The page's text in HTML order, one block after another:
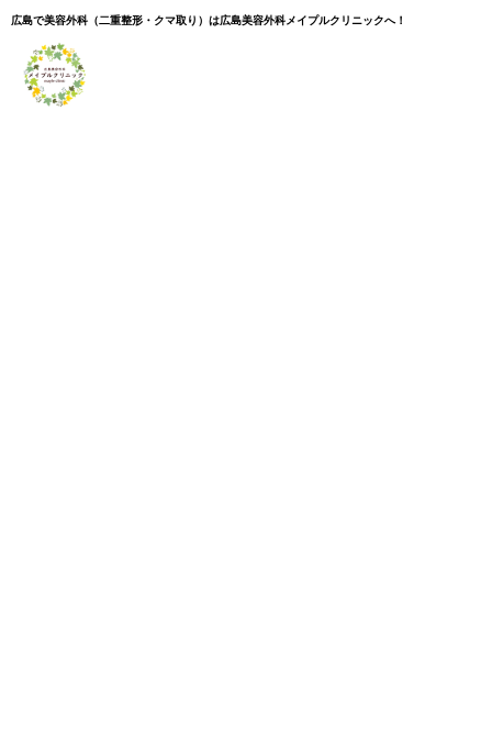
広島で美容外科（二重整形・クマ取り）は広島美容外科メイプルクリニックへ！